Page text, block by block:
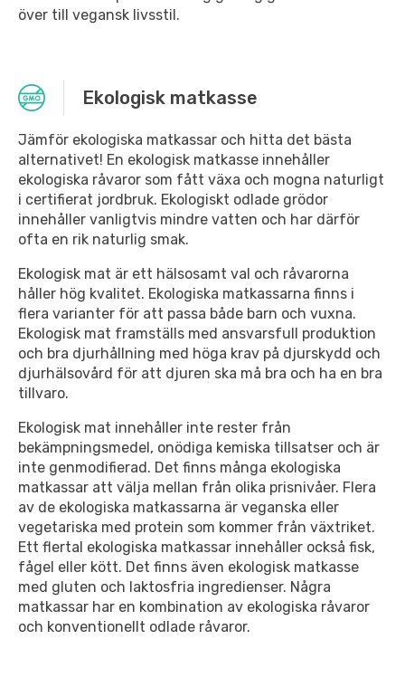
över till vegansk livsstil.
Ekologisk matkasse
Jämför ekologiska matkassar och hitta det bästa
alternativet! En ekologisk matkasse innehåller
ekologiska råvaror som fått växa och mogna naturligt
i certifierat jordbruk. Ekologiskt odlade grödor
innehåller vanligtvis mindre vatten och har därför
ofta en rik naturlig smak.
Ekologisk mat är ett hälsosamt val och råvarorna
håller hög kvalitet. Ekologiska matkassarna finns i
flera varianter för att passa både barn och vuxna.
Ekologisk mat framställs med ansvarsfull produktion
och bra djurhållning med höga krav på djurskydd och
djurhälsovård för att djuren ska må bra och ha en bra
tillvaro.
Ekologisk mat innehåller inte rester från
bekämpningsmedel, onödiga kemiska tillsatser och är
inte genmodifierad. Det finns många ekologiska
matkassar att välja mellan från olika prisnivåer. Flera
av de ekologiska matkassarna är veganska eller
vegetariska med protein som kommer från växtriket.
Ett flertal ekologiska matkassar innehåller också fisk,
fågel eller kött. Det finns även ekologisk matkasse
med gluten och laktosfria ingredienser. Några
matkassar har en kombination av ekologiska råvaror
och konventionellt odlade råvaror.